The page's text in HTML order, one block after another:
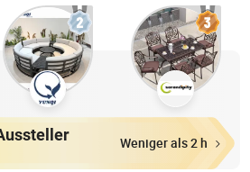
Weniger als 2 h